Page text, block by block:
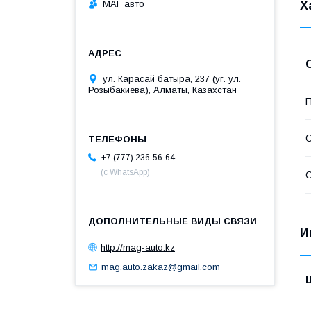
МАГ авто
ул. Карасай батыра, 237 (уг. ул.
Розыбакиева), Алматы, Казахстан
+7 (777) 236-56-64
(с WhatsApp)
http://mag-auto.kz
mag.auto.zakaz@gmail.com